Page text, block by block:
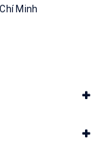
Minh